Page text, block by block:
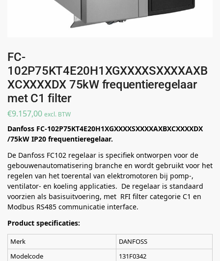
FC-
102P75KT4E20H1XGXXXXSXXXXAXB
XCXXXXDX 75kW frequentieregelaar
met C1 filter
€9.157,00 excl. BTW
Danfoss FC-102P75KT4E20H1XGXXXXSXXXXAXBXCXXXXDX
/75kW IP20 frequentieregelaar.
De Danfoss FC102 regelaar is specifiek ontworpen voor de
gebouwenautomatisering branche en wordt gebruikt voor het
regelen van het toerental van elektromotoren bij pomp-,
ventilator- en koeling applicaties. De regelaar is standaard
voorzien als basisuitvoering, met RFI filter categorie C1 en
Modbus RS485 communicatie interface.
Product specificaties:
Merk
DANFOSS
Modelcode
131F0342